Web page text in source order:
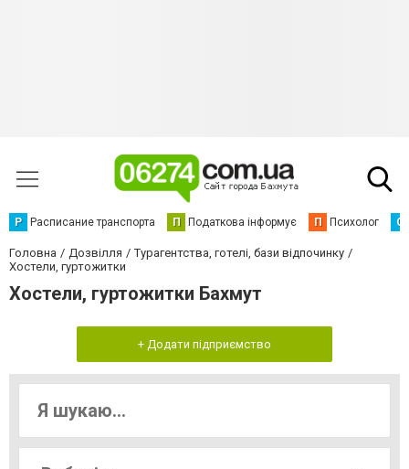
Р Расписание транспорта П Податкова інформує П Психолог С
Головна Дозвілля
Турагентства, готелі, бази відпочинку
Хостели, гуртожитки
Хостели, гуртожитки Бахмут
+ Додати підприємство